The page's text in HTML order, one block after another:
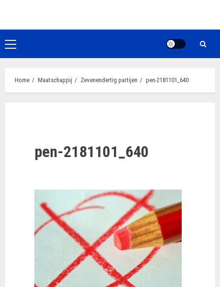
de
inhoudPrimair
menu
Home Maatschappij Zevenendertig partijen pen-2181101_640
pen-2181101_640